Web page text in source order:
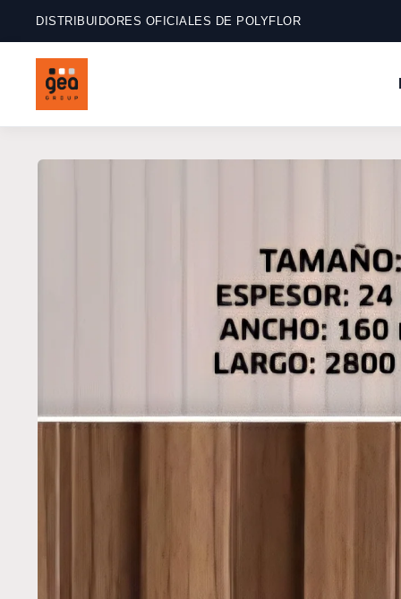
directamente
DISTRIBUIDORES OFICIALES DE POLYFLOR
directamente